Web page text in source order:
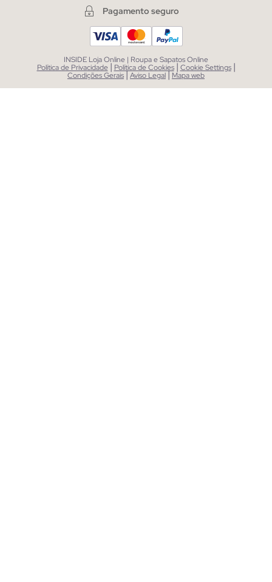
Pagamento seguro
INSIDE Loja Online | Roupa e Sapatos Online
Política de Privacidade | Política de Cookies | Cookie Settings |
Condições Gerais|Aviso Legal| Mapa web